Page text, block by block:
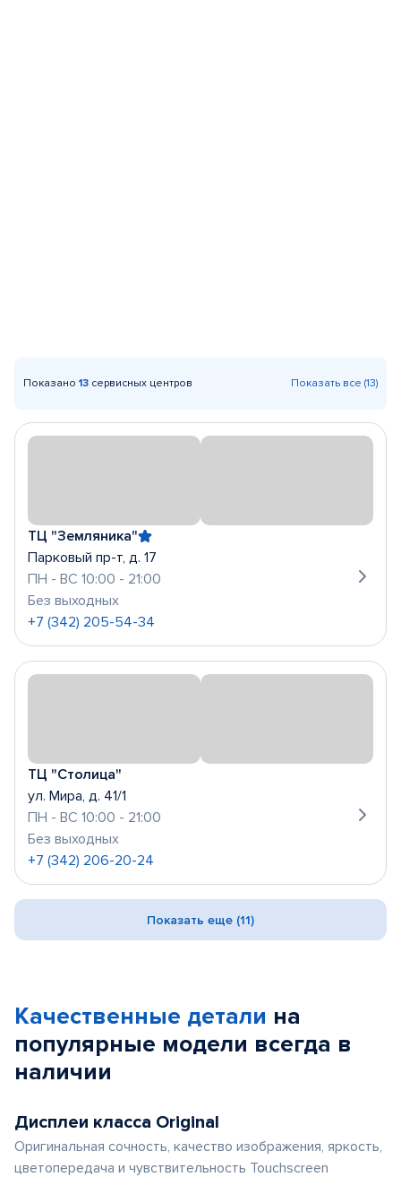
Показано 13 сервисных центров Показать все (13)
ТЦ "Земляника"
Парковый пр-т, д. 17
ПН - ВС 10:00 - 21:00
Без выходных
+7 (342) 205-54-34
ТЦ "Столица"
ул. Мира, д. 41/1
ПН - ВС 10:00 - 21:00
Без выходных
+7 (342) 206-20-24
Показать еще (11)
Качественные детали на
популярные модели всегда в
наличии
Дисплеи класса Original
Оригинальная сочность, качество изображения, яркость,
цветопередача и чувствительность Touchscreen